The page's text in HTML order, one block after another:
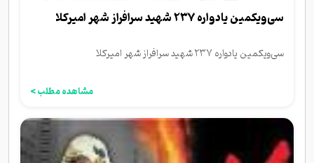
سی‌ویکمین یادواره ۲۳۷ شهید سرافراز شهر امیرکلا
سی‌ویکمین یادواره ۲۳۷ شهید سرافراز شهر امیرکلا
مشاهده مطلب >